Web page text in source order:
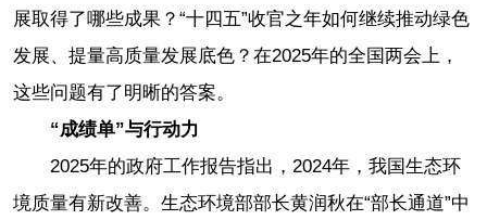
展取得了哪些成果？“十四五”收官之年如何继续推动绿色
发展、提量高质量发展底色？在2025年的全国两会上，
这些问题有了明晰的答案。
“成绩单”与行动力
2025年的政府工作报告指出，2024年，我国生态环
境质量有新改善。生态环境部部长黄润秋在“部长通道”中